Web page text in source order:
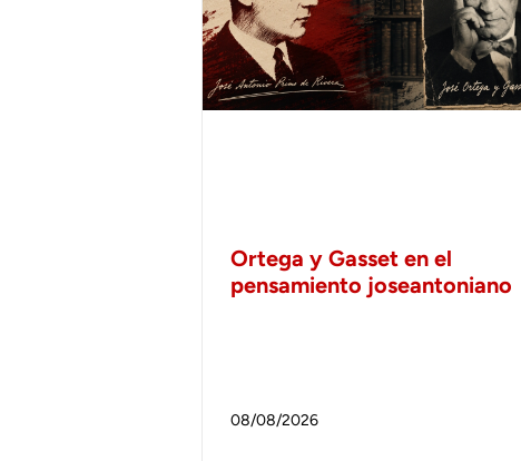
Ortega y Gasset en el
pensamiento joseantoniano
08/08/2026